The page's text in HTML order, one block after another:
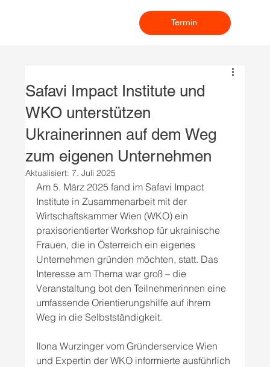
Termin
Safavi Impact Institute und
WKO unterstützen
Ukrainerinnen auf dem Weg
zum eigenen Unternehmen
Aktualisiert:7. Juli 2025
Am 5. März 2025 fand im Safavi Impact
Institute in Zusammenarbeit mit der
Wirtschaftskammer Wien (WKO) ein
praxisorientierter Workshop für ukrainische
Frauen, die in Österreich ein eigenes
Unternehmen gründen möchten, statt. Das
Interesse am Thema war groß – die
Veranstaltung bot den Teilnehmerinnen eine
umfassende Orientierungshilfe auf ihrem
Weg in die Selbstständigkeit.
Ilona Wurzinger vom Gründerservice Wien
und Expertin der WKO informierte ausführlich